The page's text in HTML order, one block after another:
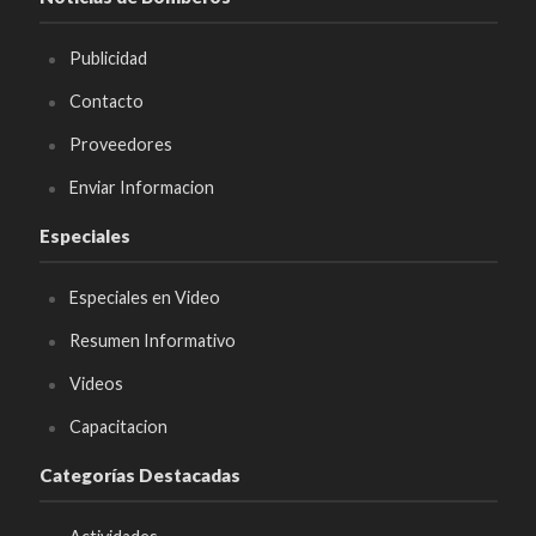
Publicidad
Contacto
Proveedores
Enviar Informacion
Especiales
Especiales en Video
Resumen Informativo
Videos
Capacitacion
Categorías Destacadas